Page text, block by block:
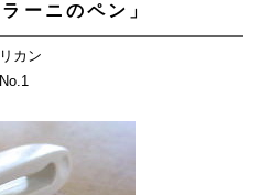
ーニのペン」
カン
No.1